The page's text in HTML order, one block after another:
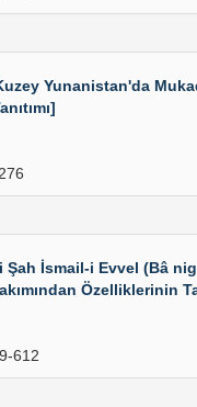
Yunanistan'da
İsmail-i Evvel (Bâ
Özelliklerinin
612